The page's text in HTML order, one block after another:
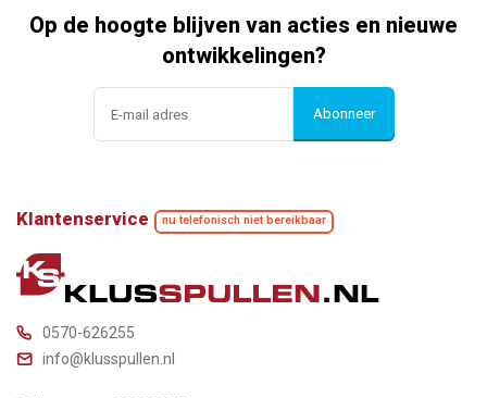
Op de hoogte blijven van acties en nieuwe
ontwikkelingen?
Abonneer
Klantenservice nu telefonisch niet bereikbaar
0570-626255
info@klusspullen.nl